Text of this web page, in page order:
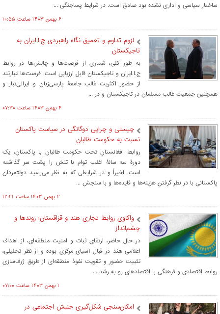
ساختار سیاسی و اداری نشده بود صادق است. در شرایط پساجنگی ...
۶ بهمن ۱۴۰۳ ساعت ۱۰:۵۵
لزوم تداوم و تعمیق نگاه راهبردی ج.ا.ایران به
تاجیکستان
به طور کلی، شماری از فرصت‌ها و چالش‌ها در روابط
ج.ا.ایران و تاجیکستان قابل ارزیابی است. فرصت‌ها عبارتند
از حضور اکثریت غالب جامعۀ پارسی‌زبان و ایرانی‌تبار و
همچنین جمعیت غالب مسلمان در تاجیکستان و در ...
۴ بهمن ۱۴۰۳ ساعت ۰۷:۳۰
چیستی و چرایی دوگانگی در سیاست پاکستان
نسبت به حکومت طالبان
روابط افغانستانِ تحت حکومت طالبان با پاکستان، یک
دورۀ سه سالۀ اغلب توام با تنش را پشت سر گذاشته
است. اخیراً و در شرایطی که به نظر می‌رسید دولتمردان
پاکستانی‌ با در نظر گرفتن هزینه‌ها و فایده‌ها و با سنجش ...
۲ بهمن ۱۴۰۳ ساعت ۱۲:۲۱
واکاوی روابط تجاری هند و قزاقستان؛ روندها و
چشم‌انداز
در حال حاضر، ارتقای ثبات و امنیت منطقه‌ای، از اهداف
اعلامی هند در قبال آسیای مرکزی بوده و از نظر تحلیلی،
تثبیت حضور و تقویت نفوذ منطقه‌ای از طریق ژرف‌سازی
روابط اقتصادی و فرهنگی با اقتصادهای رو به رشد ...
۱ بهمن ۱۴۰۳ ساعت ۰۷:۰۰
امکان‌سنجی شکل‌گیری جنبش‌ اجتماعی در